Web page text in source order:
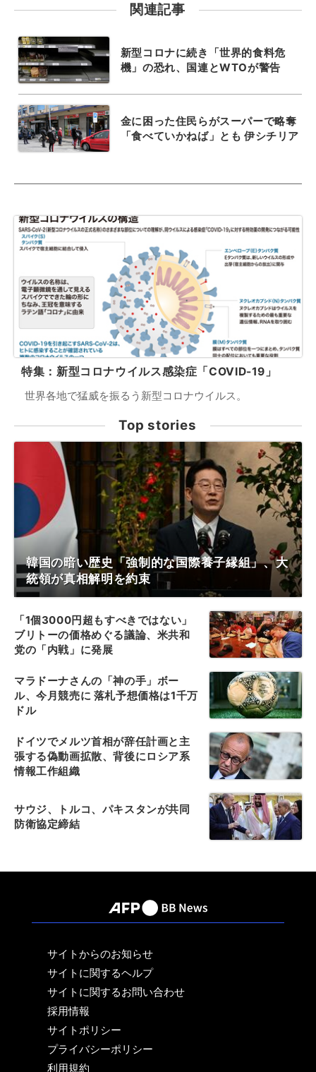
関連記事
新型コロナに続き「世界的食料危
機」の恐れ、国連とWTOが警告
金に困った住民らがスーパーで略奪
「食べていかねば」とも 伊シチリア
特集：新型コロナウイルス感染症「COVID-19」
世界各地で猛威を振るう新型コロナウイルス。
Top stories
韓国の暗い歴史「強制的な国際養子縁組」、大
統領が真相解明を約束
「1個3000円超もすべきではない」
ブリトーの価格めぐる議論、米共和
党の「内戦」に発展
マラドーナさんの「神の手」ボー
ル、今月競売に 落札予想価格は1千万
ドル
ドイツでメルツ首相が辞任計画と主
張する偽動画拡散、背後にロシア系
情報工作組織
サウジ、トルコ、パキスタンが共同
防衛協定締結
サイトからのお知らせ
サイトに関するヘルプ
サイトに関するお問い合わせ
採用情報
サイトポリシー
プライバシーポリシー
利用規約